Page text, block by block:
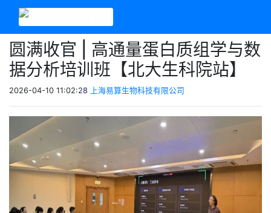
圆满收官 | 高通量蛋白质组学与数
据分析培训班【北大生科院站】
2026-04-10 11:02:28 上海易算生物科技有限公司